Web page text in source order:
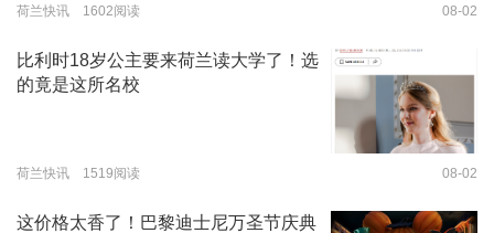
荷兰快讯 1602阅读 08-02
比利时18岁公主要来荷兰读大学了！选
的竟是这所名校
荷兰快讯 1519阅读 08-02
这价格太香了！巴黎迪士尼万圣节庆典